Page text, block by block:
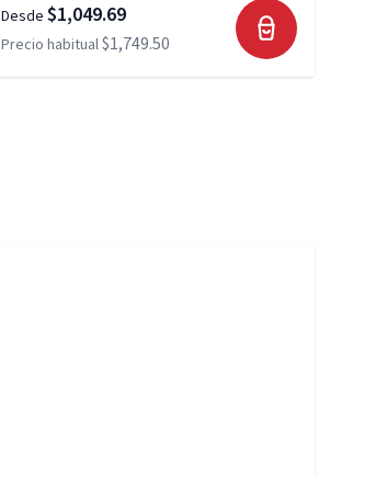
Desde $1,049.69
Precio habitual$1,749.50